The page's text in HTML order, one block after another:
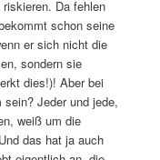
Da fehlen
schon seine
er sich nicht die
sondern sie
dies!)! Aber bei
Jeder und jede,
weiß um die
das hat ja auch